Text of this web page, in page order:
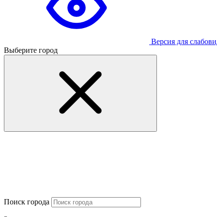
Версия для
Выберите город
Поиск города